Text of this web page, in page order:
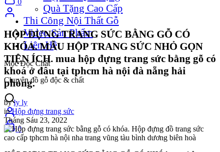
Quà Tặng Cao Cấp
Thi Công Nội Thất Gỗ
Video Sản Phẩm
Liên Hệ
Mộc Độc Chất
Chuyên đồ gỗ độc & chất
0
0
HỘP ĐỰNG TRANG SỨC BẰNG GỖ CÓ
KHÓA. MẪU HỘP TRANG SỨC NHỎ GỌN
TIỆN ÍCH. mua hộp đựng trang sức bằng gỗ có
khoá ở đâu tại tphcm hà nội đà nẵng hải
phòng.
byly ly
in Hộp đựng trang sức
Tháng Sáu 23, 2022